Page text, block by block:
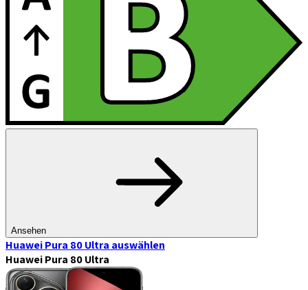
Ansehen
Huawei Pura 80 Ultra auswählen
Huawei Pura 80 Ultra